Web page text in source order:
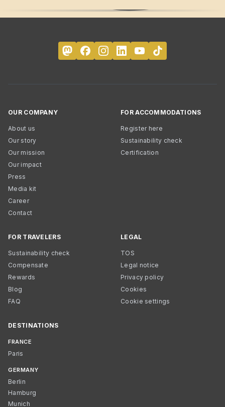
OUR COMPANY
About us
Our story
Our mission
Our impact
Press
Media kit
Career
Contact
FOR ACCOMMODATIONS
Register here
Sustainability check
Certification
FOR TRAVELERS
Sustainability check
Compensate
Rewards
Blog
FAQ
LEGAL
TOS
Legal notice
Privacy policy
Cookies
Cookie settings
DESTINATIONS
FRANCE
Paris
GERMANY
Berlin
Hamburg
Munich